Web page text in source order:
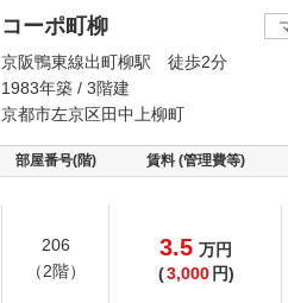
コーポ町柳
京阪鴨東線出町柳駅 徒歩2分
1983年築 / 3階建
京都市左京区田中上柳町
部屋番号(階) 賃料 (管理費等)
206
（2階）
3.5 万円
(3,000 円)